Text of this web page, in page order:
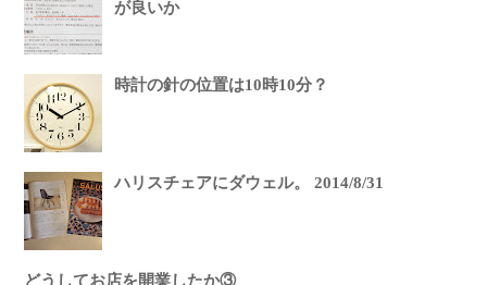
が良いか
時計の針の位置は10時10分？
ハリスチェアにダウェル。 2014/8/31
どうしてお店を開業したか③